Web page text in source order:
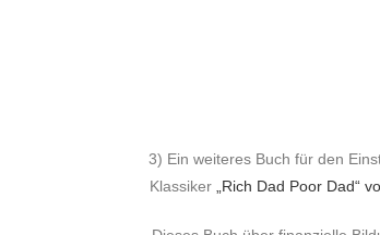
3) Ein weiteres Buch für den
Klassiker
„Rich Dad Poor Dad“